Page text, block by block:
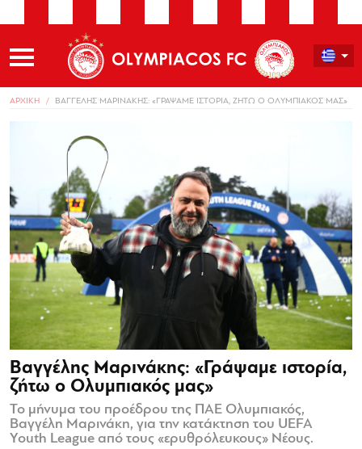
ΑΡΧΙΚΗ ΒΑΓΓΕΛΗΣ ΜΑΡΙΝΑΚΗΣ: «ΓΡΑΨΑΜΕ ΙΣΤΟΡΙΑ, ΖΗΤΩ Ο ΟΛΥΜΠΙΑΚΟΣ ΜΑΣ»
Βαγγέλης Μαρινάκης: «Γράψαμε ιστορία,
ζήτω ο Ολυμπιακός μας»
Το μήνυμα του προέδρου της ΠΑΕ Ολυμπιακός,
Βαγγέλη Μαρινάκη, για την κατάκτηση του UEFA
Youth League από τους «ερυθρόλευκους» Νέους.